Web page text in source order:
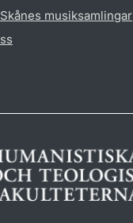
musiksamlingar